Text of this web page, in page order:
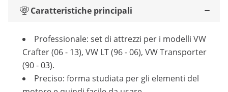
Caratteristiche principali
Professionale: set di attrezzi per i modelli VW
Crafter (06 - 13), VW LT (96 - 06), VW Transporter
(90 - 03).
Preciso: forma studiata per gli elementi del